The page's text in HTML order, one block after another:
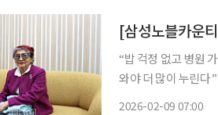
[삼성노블카운
“밥 걱정 없고 병원 가깝고”…노
와야 더 많이 누린다” 삼성노블카운티에 입주한 지 올해로 11년 차가 된 박선영 씨(1941년
2026-02-09 07:00